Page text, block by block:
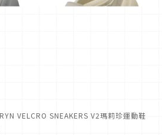
VELCRO SNEAKERS V2瑪莉珍運動鞋